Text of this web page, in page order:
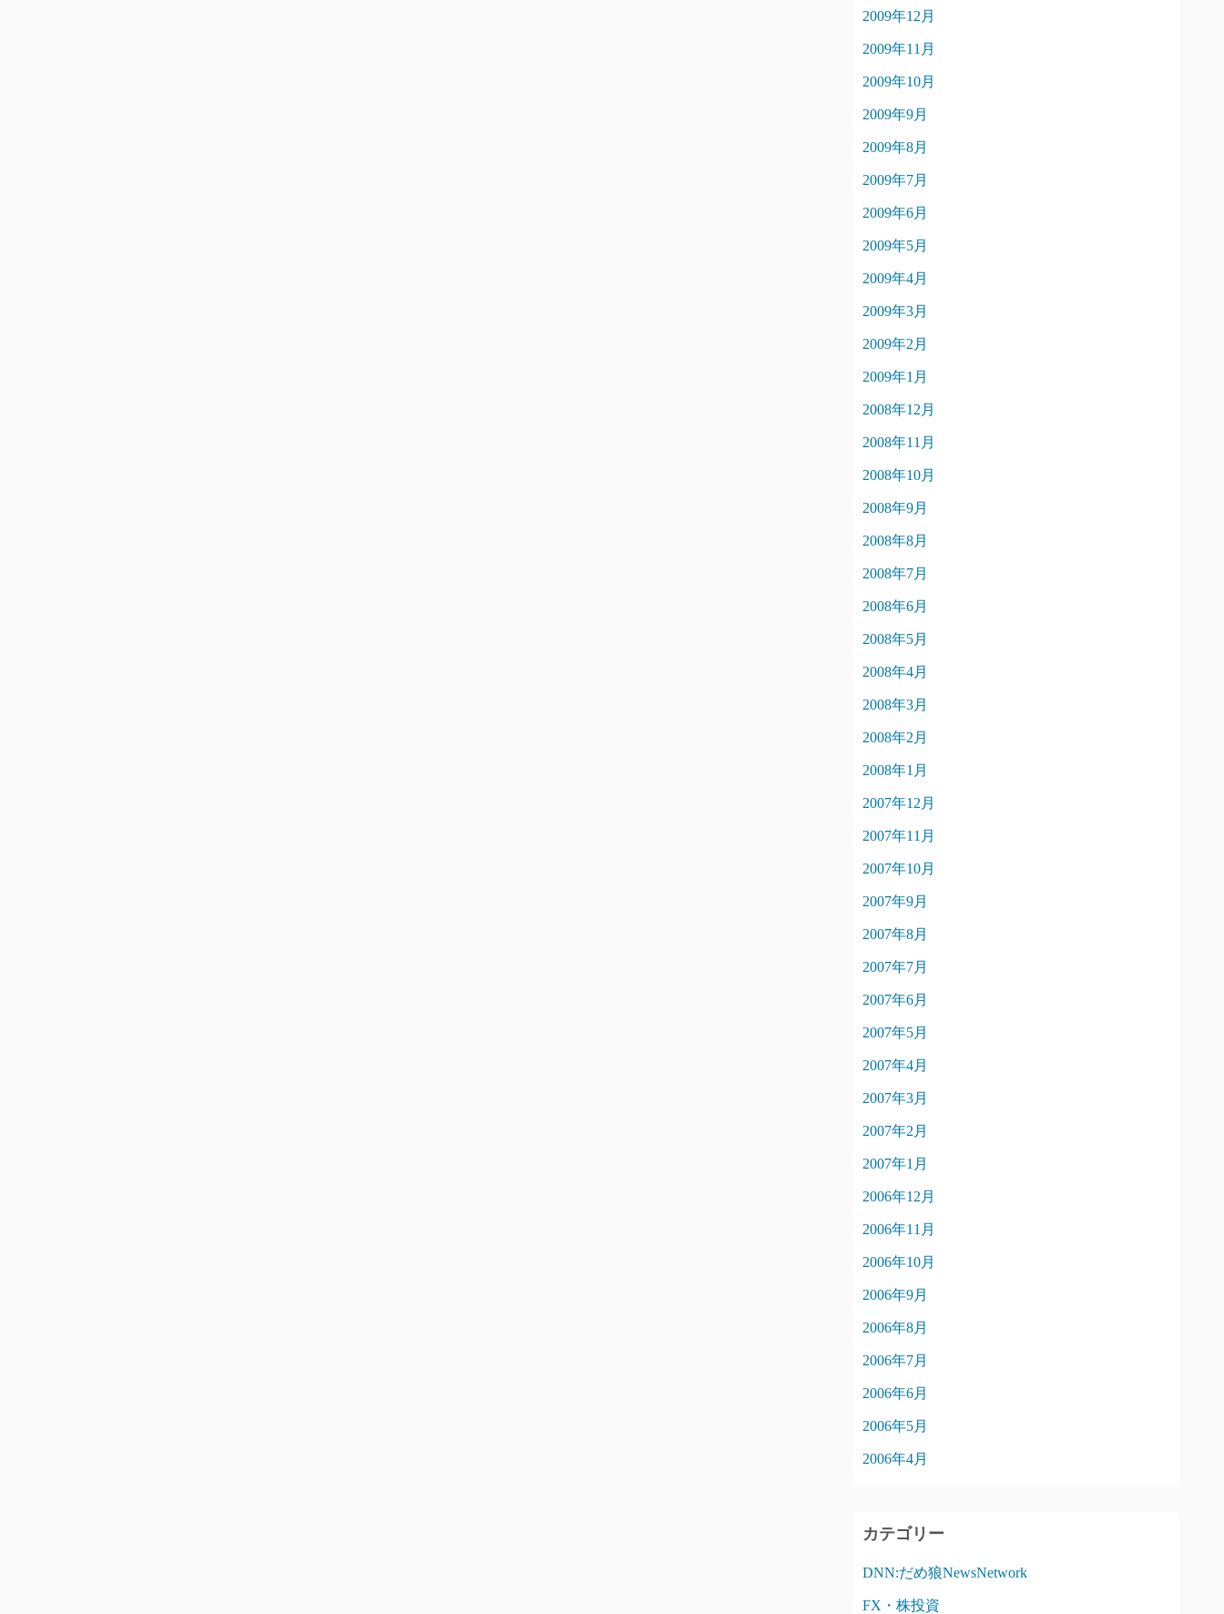
2009年12月
2009年11月
2009年10月
2009年9月
2009年8月
2009年7月
2009年6月
2009年5月
2009年4月
2009年3月
2009年2月
2009年1月
2008年12月
2008年11月
2008年10月
2008年9月
2008年8月
2008年7月
2008年6月
2008年5月
2008年4月
2008年3月
2008年2月
2008年1月
2007年12月
2007年11月
2007年10月
2007年9月
2007年8月
2007年7月
2007年6月
2007年5月
2007年4月
2007年3月
2007年2月
2007年1月
2006年12月
2006年11月
2006年10月
2006年9月
2006年8月
2006年7月
2006年6月
2006年5月
2006年4月
カテゴリー
DNN:だめ狼NewsNetwork
FX・株投資